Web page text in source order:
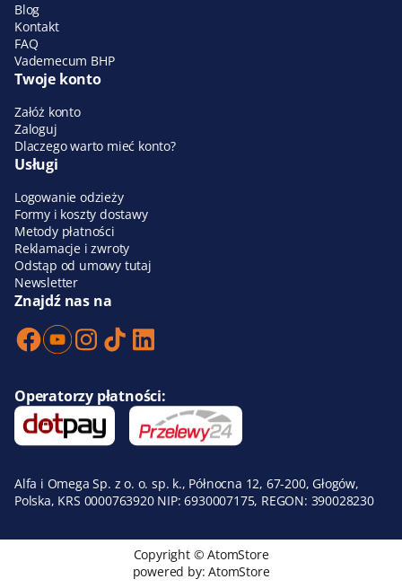
Blog
Kontakt
FAQ
Vademecum BHP
Twoje konto
Załóż konto
Zaloguj
Dlaczego warto mieć konto?
Usługi
Logowanie odzieży
Formy i koszty dostawy
Metody płatności
Reklamacje i zwroty
Odstąp od umowy tutaj
Newsletter
Znajdź nas na
Operatorzy płatności:
Alfa i Omega Sp. z o. o. sp. k., Północna 12, 67-200, Głogów,
Polska, KRS 0000763920 NIP: 6930007175, REGON: 390028230
Copyright © AtomStore
powered by: AtomStore